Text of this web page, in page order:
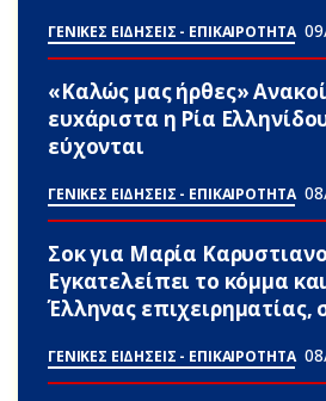
ΓΕΝΙΚΕΣ ΕΙΔΗΣΕΙΣ - ΕΠΙΚΑΙΡΟΤΗΤΑ
«Καλώς μας ήρθες»
ευxάριστα η Ρία
εύχονται
ΓΕΝΙΚΕΣ ΕΙΔΗΣΕΙΣ - ΕΠΙΚΑΙΡΟΤΗΤΑ
Σoκ για Μαρία
Εγκατελείπει το κόμμα
Έλληνας επιχειρηματίας,
ΓΕΝΙΚΕΣ ΕΙΔΗΣΕΙΣ - ΕΠΙΚΑΙΡΟΤΗΤΑ